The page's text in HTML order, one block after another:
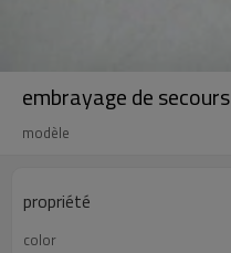
embrayage de secours
modèle
propriété
color